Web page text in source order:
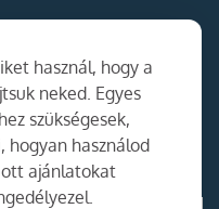
használ, hogy a
neked. Egyes
szükségesek,
hogyan használod
ajánlatokat
Együttműködés
Kapcsolat
Ajánlj nekünk!
Partner Belépés